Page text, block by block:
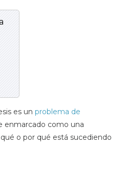
es un problema de
enmarcado como una
o por qué está sucediendo